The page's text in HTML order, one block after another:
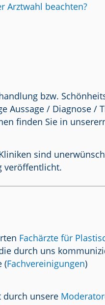
Arztwahl beachten?
bzw.
/ Diagnose /
finden Sie in
sind
veröffentlicht.
Fachärzte für
durch uns
(Fachvereinigungen)
durch unsere